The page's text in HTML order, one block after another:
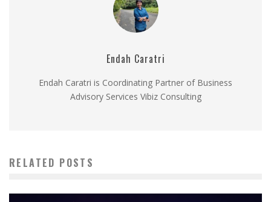
Endah Caratri
Endah Caratri is Coordinating Partner of Business
Advisory Services Vibiz Consulting
RELATED POSTS